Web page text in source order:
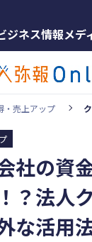
ジネス情報メデ
アップ
成・定着）
力アップ
・売上アップ
社の資
？法人
な活用